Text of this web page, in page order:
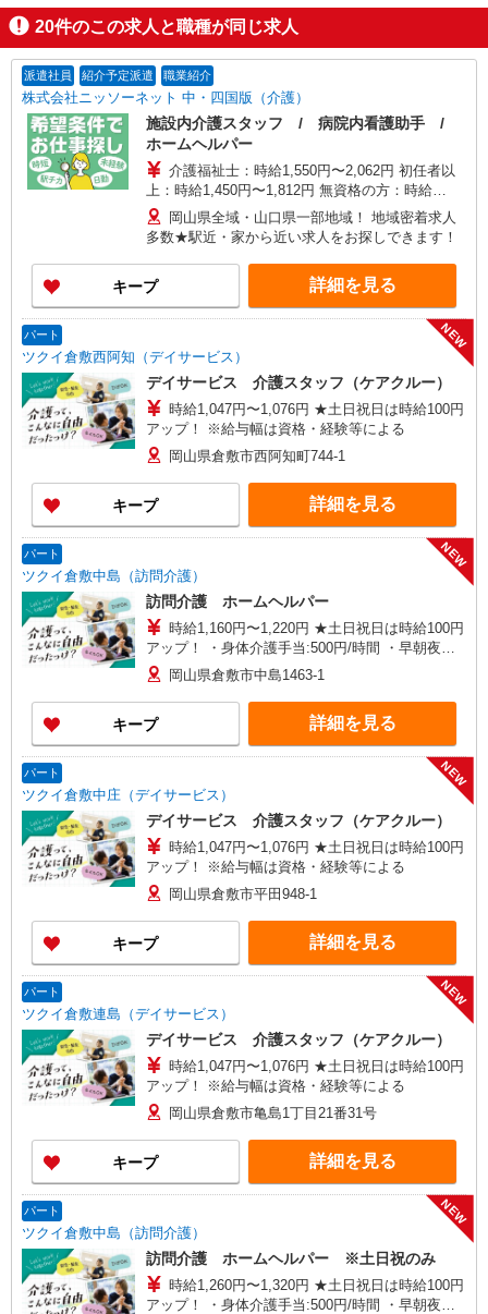
20件のこの求人と職種が同じ求人
派遣社員 紹介予定派遣 職業紹介
株式会社ニッソーネット 中・四国版（介護）
施設内介護スタッフ / 病院内看護助手 /
ホームヘルパー
介護福祉士：時給1,550円〜2,062円 初任者以
上：時給1,450円〜1,812円 無資格の方：時給
1,350円〜1,687円 ※給与幅は勤務先による +交通
費、諸手当（勤務先による） +0円で介護資格が取
れる （別途規定） ★給与日払い制度あり！
岡山県全域・山口県一部地域！ 地域密着求人
多数★駅近・家から近い求人をお探しできます！
キープ 詳細を見る
パート
ツクイ倉敷西阿知（デイサービス）
NEW
デイサービス 介護スタッフ（ケアクルー）
時給1,047円〜1,076円 ★土日祝日は時給100円
アップ！ ※給与幅は資格・経験等による
岡山県倉敷市西阿知町744-1
キープ 詳細を見る
パート
ツクイ倉敷中島（訪問介護）
NEW
訪問介護 ホームヘルパー
時給1,160円〜1,220円 ★土日祝日は時給100円
アップ！ ・身体介護手当:500円/時間 ・早朝夜間
深夜手当:300円/時間 （18:00〜翌07:59の時間
帯） ・ICT手当:2,000円/月 ・深夜割増は別途支給
・ケア→ケアの移動時間も賃金（時給）を支給 ※
特定事業所加算手当:60円/時間含む ※給与幅は資
格・経験等による
岡山県倉敷市中島1463-1
キープ 詳細を見る
パート
ツクイ倉敷中庄（デイサービス）
NEW
デイサービス 介護スタッフ（ケアクルー）
時給1,047円〜1,076円 ★土日祝日は時給100円
アップ！ ※給与幅は資格・経験等による
岡山県倉敷市平田948-1
キープ 詳細を見る
パート
ツクイ倉敷連島（デイサービス）
NEW
デイサービス 介護スタッフ（ケアクルー）
時給1,047円〜1,076円 ★土日祝日は時給100円
アップ！ ※給与幅は資格・経験等による
岡山県倉敷市亀島1丁目21番31号
キープ 詳細を見る
パート
ツクイ倉敷中島（訪問介護）
NEW
訪問介護 ホームヘルパー ※土日祝のみ
時給1,260円〜1,320円 ★土日祝日は時給100円
アップ！ ・身体介護手当:500円/時間 ・早朝夜間